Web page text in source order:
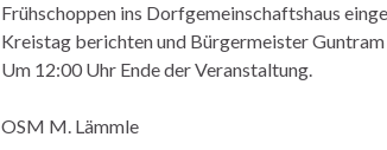
Frühschoppen ins Dorfgemeinschaftshaus
Kreistag berichten und Bürgermeister
Um 12:00 Uhr Ende der Veranstaltung.
OSM M. Lämmle